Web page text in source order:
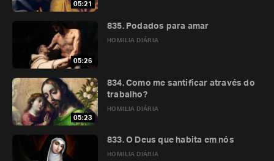
05:21
05:26
HOMILIA DIÁRIA
835. Podados para amar
05:23
HOMILIA DIÁRIA
834. Como me santificar através do
trabalho?
HOMILIA DIÁRIA
833. O Deus que habita em nós